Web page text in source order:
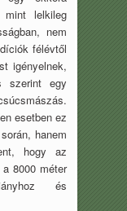
mint lelkileg
nem
félévtől
igényelnek,
szerint egy
esetben ez
hanem
hogy az
8000 méter
és